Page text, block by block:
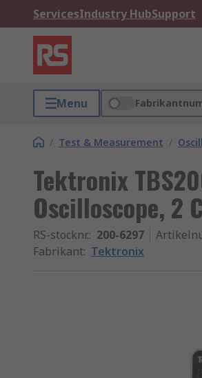
ServicesIndustry HubSupport
Menu
/ Test & Measurement /
Tektronix
Oscilloscope, 2
RS-stocknr.: 200-6297
Fabrikant: Tektronix